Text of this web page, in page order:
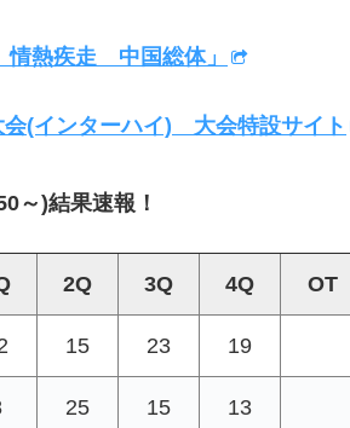
熱疾走 中国総体」
会(インターハイ) 大会特設サイト
)結果速報！
2Q 3Q 4Q OT
15 23 19
25 15 13